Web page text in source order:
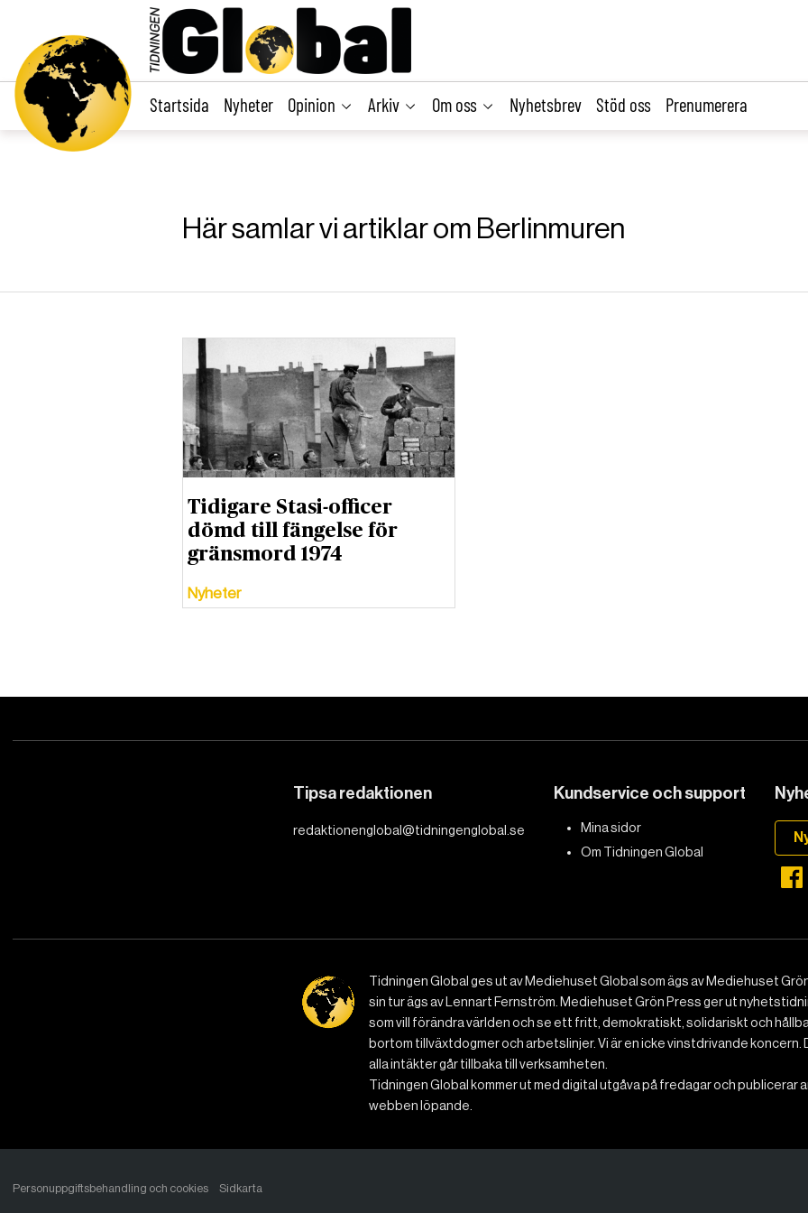
Startsida Nyheter Opinion Arkiv Om oss Nyhetsbrev Stöd oss Prenumerera
Här samlar vi artiklar om Berlinmuren
Tidigare Stasi-officer
dömd till fängelse för
gränsmord 1974
Nyheter
Tipsa redaktionen
redaktionenglobal@tidningenglobal.se
Kundservice och support
Mina sidor
Om Tidningen Global
Tidningen Global ges ut av Mediehuset Global som ägs av Mediehuset
sin tur ägs av Lennart Fernström. Mediehuset Grön Press ger ut
som vill förändra världen och se ett fritt, demokratiskt, solidariskt och
bortom tillväxtdogmer och arbetslinjer. Vi är en icke vinstdrivande koncern.
alla intäkter går tillbaka till verksamheten.
Tidningen Global kommer ut med digital utgåva på fredagar och publicerar
webben löpande.
Personuppgiftsbehandling och cookies Sidkarta